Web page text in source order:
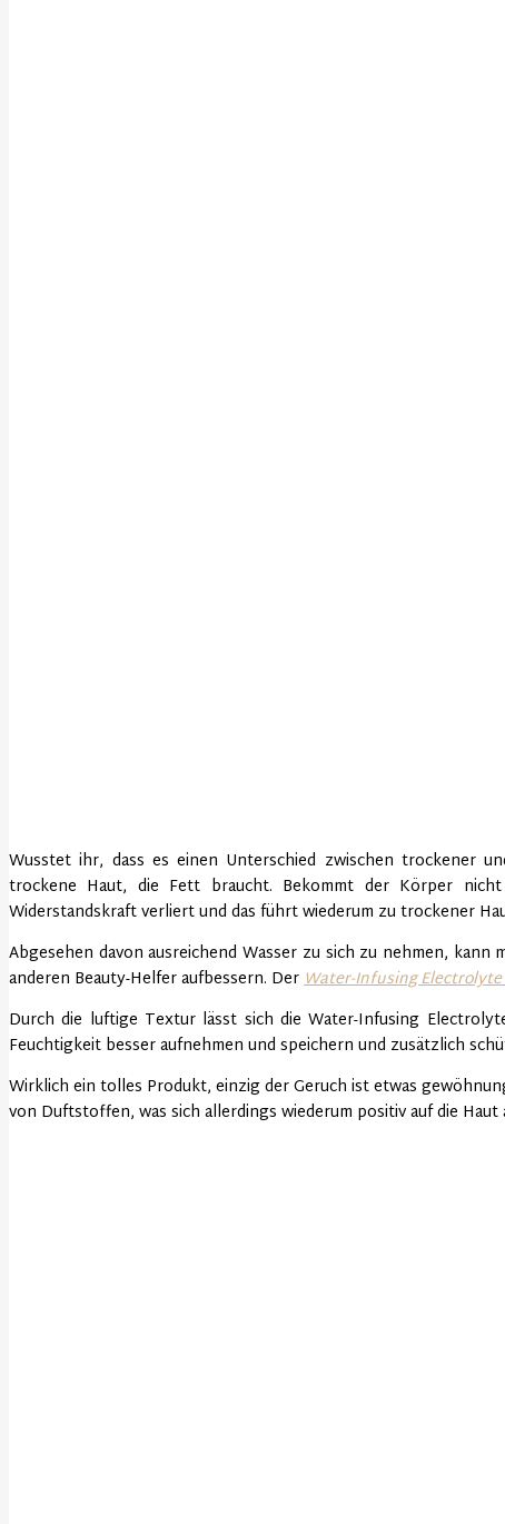
Wusstet ihr, dass es einen Unterschied zwischen trockener
trockene Haut, die Fett braucht. Bekommt der Körper
Widerstandskraft verliert und das führt wiederum zu trockener
Abgesehen davon ausreichend Wasser zu sich zu nehmen,
anderen Beauty-Helfer aufbessern. DerWater-Infusing Electrolyte
Durch die luftige Textur lässt sich die Water-Infusing
Feuchtigkeit besser aufnehmen und speichern und zusätzlich
Wirklich ein tolles Produkt, einzig der Geruch ist etwas
von Duftstoffen, was sich allerdings wiederum positiv auf die